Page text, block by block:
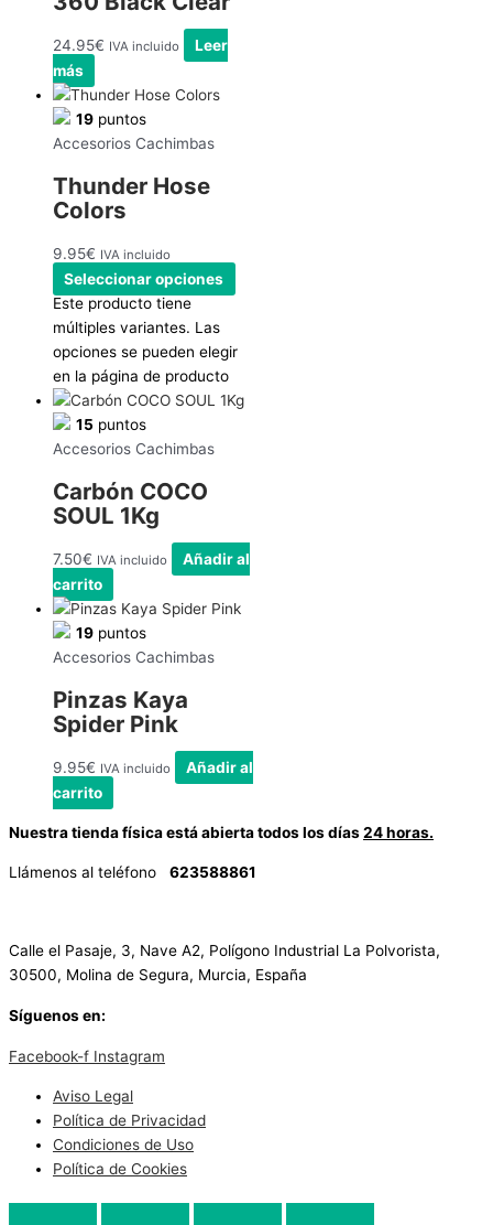
24.95€ IVA incluido
Leer
más
19 puntos
Accesorios Cachimbas
Thunder Hose
Colors
9.95€ IVA incluido
Seleccionar opciones
Este producto tiene
múltiples variantes. Las
opciones se pueden elegir
en la página de producto
15 puntos
Accesorios Cachimbas
Carbón COCO
SOUL 1Kg
7.50€ IVA incluido
Añadir al
carrito
19 puntos
Accesorios Cachimbas
Pinzas Kaya
Spider Pink
9.95€ IVA incluido
Añadir al
carrito
Nuestra tienda física está abierta todos los días24 horas.
Llámenos al teléfono 623588861
Calle el Pasaje, 3, Nave A2, Polígono Industrial La Polvorista,
30500, Molina de Segura, Murcia, España
Síguenos en:
Facebook-f Instagram
Aviso Legal
Política de Privacidad
Condiciones de Uso
Política de Cookies